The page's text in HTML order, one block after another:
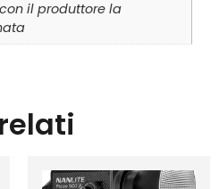
il produttore la